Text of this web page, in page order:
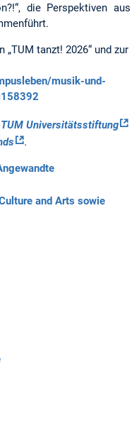
die Perspektiven aus
tanzt! 2026“ und zur
musik-und-
TUM Universitätsstiftung
.
and Arts sowie